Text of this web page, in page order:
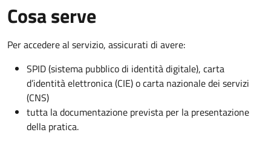
Cosa serve
Per accedere al servizio, assicurati di avere:
SPID (sistema pubblico di identità digitale), carta
d’identità elettronica (CIE) o carta nazionale dei servizi
(CNS)
tutta la documentazione prevista per la presentazione
della pratica.